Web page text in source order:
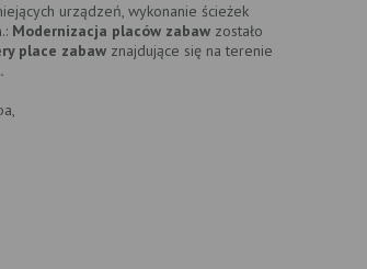
urządzeń, wykonanie ścieżek
Modernizacja placów zabaw zostało
place zabaw znajdujące się na terenie